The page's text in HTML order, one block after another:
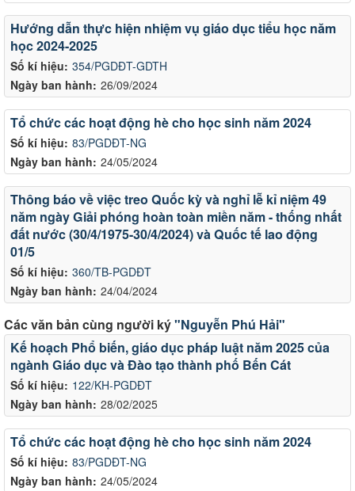
Số kí hiệu: 354/PGDĐT-GDTH
Ngày ban hành: 26/09/2024
Hướng dẫn thực hiện nhiệm vụ giáo dục tiểu học năm
học 2024-2025
Số kí hiệu: 83/PGDĐT-NG
Ngày ban hành: 24/05/2024
Tổ chức các hoạt động hè cho học sinh năm 2024
Số kí hiệu: 360/TB-PGDĐT
Ngày ban hành: 24/04/2024
Thông báo về việc treo Quốc kỳ và nghỉ lễ kỉ niệm 49
năm ngày Giải phóng hoàn toàn miền năm - thống nhất
đất nước (30/4/1975-30/4/2024) và Quốc tế lao động
01/5
Các văn bản cùng người ký"Nguyễn Phú Hải"
Số kí hiệu: 122/KH-PGDĐT
Ngày ban hành: 28/02/2025
Kế hoạch Phổ biến, giáo dục pháp luật năm 2025 của
ngành Giáo dục và Đào tạo thành phố Bến Cát
Số kí hiệu: 83/PGDĐT-NG
Ngày ban hành: 24/05/2024
Tổ chức các hoạt động hè cho học sinh năm 2024